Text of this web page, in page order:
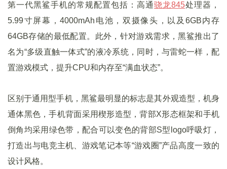
第一代黑鲨手机的常规配置包括：高通骁龙845处理器，
5.99寸屏幕，4000mAh电池，双摄像头，以及6GB内存
64GB存储的最低配置。此外，针对游戏需求，黑鲨推出了
名为“多级直触一体式”的液冷系统，同时，与雷蛇一样，配
置游戏模式，提升CPU和内存至“满血状态”。
区别于通用型手机，黑鲨最明显的标志是其外观造型，机身
通体黑色，手机背面采用楔形造型，背部X形态框架和手机
倒角均采用绿色带，配合可以变色的背部S型logo呼吸灯，
打造出与电竞主机、游戏笔记本等“游戏圈”产品高度一致的
设计风格。